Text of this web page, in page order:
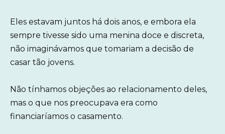
Eles estavam juntos há dois anos, e embora ela
sempre tivesse sido uma menina doce e discreta,
não imaginávamos que tomariam a decisão de
casar tão jovens.
Não tínhamos objeções ao relacionamento deles,
mas o que nos preocupava era como
financiaríamos o casamento.